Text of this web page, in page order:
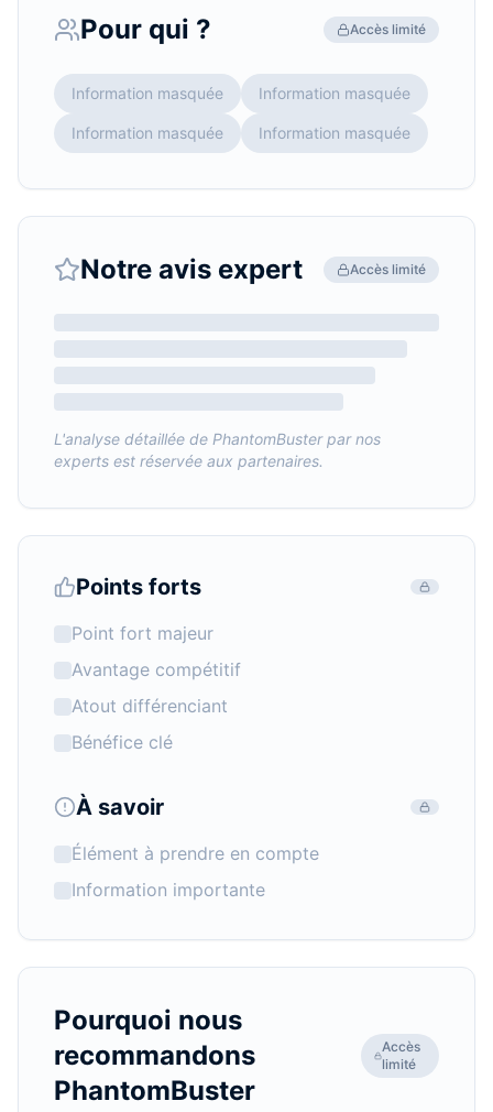
Pour qui ? Accès limité
Information masquée Information masquée
Information masquée Information masquée
Notre avis expert Accès limité
L'analyse détaillée de PhantomBusterpar nos
experts est réservée aux partenaires.
Points forts
Point fort majeur
Avantage compétitif
Atout différenciant
Bénéfice clé
À savoir
Élément à prendre en compte
Information importante
Pourquoi nous
recommandons
PhantomBuster
Accès
limité